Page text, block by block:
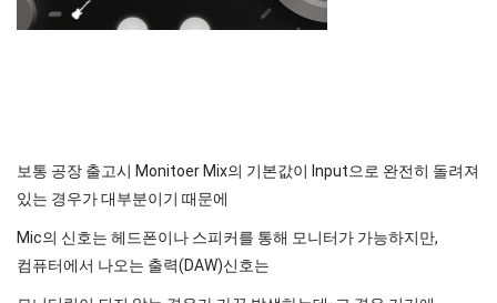
보통 공장 출고시 Monitoer Mix의 기본값이 Input으로 완전히 돌려져
있는 경우가 대부분이기 때문에
Mic의 신호는 헤드폰이나 스피커를 통해 모니터가 가능하지만,
컴퓨터에서 나오는 출력(DAW)신호는